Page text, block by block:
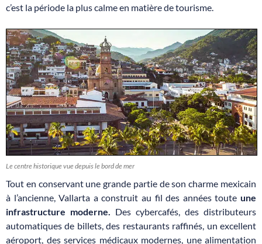
c’est la période la plus calme en matière de tourisme.
Le centre historique vue depuis le bord de mer
Tout en conservant une grande partie de son charme mexicain
à l’ancienne, Vallarta a construit au fil des années toute une
infrastructure moderne.
Des cybercafés, des distributeurs
automatiques de billets, des restaurants raffinés, un excellent
aéroport, des services médicaux modernes, une alimentation